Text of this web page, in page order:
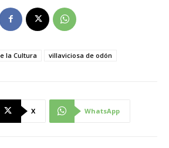
la Cultura villaviciosa de odón
X WhatsApp